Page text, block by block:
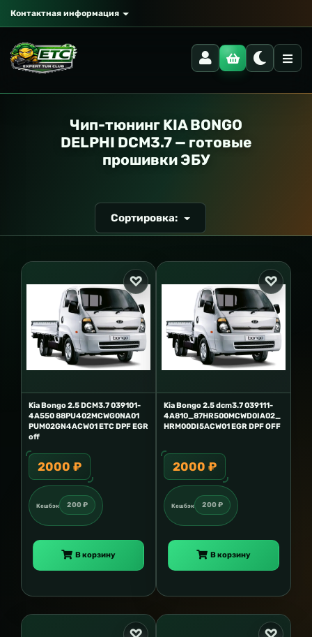
Контактная информация
Чип-тюнинг KIA BONGO
DELPHI DCM3.7 — готовые
прошивки ЭБУ
Сортировка:
Kia Bongo 2.5 DCM3.7 039101-
4A550 88PU402MCWG0NA01
PUM02GN4ACW01 ETC DPF EGR
off
2000 ₽
Кешбэк 200 ₽
В корзину
Kia Bongo 2.5 dcm3.7 039111-
4A810_87HR500MCWD0IA02_
HRM00DI5ACW01 EGR DPF OFF
2000 ₽
Кешбэк 200 ₽
В корзину